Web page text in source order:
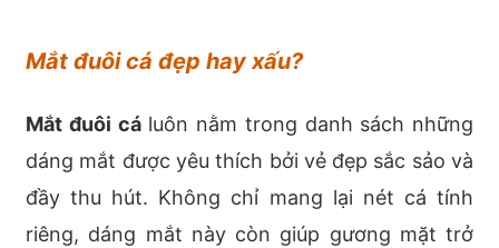
Mắt đuôi cá đẹp hay xấu?
Mắt đuôi cáluôn nằm trong danh sách những
dáng mắt được yêu thích bởi vẻ đẹp sắc sảo và
đầy thu hút. Không chỉ mang lại nét cá tính
riêng, dáng mắt này còn giúp gương mặt trở